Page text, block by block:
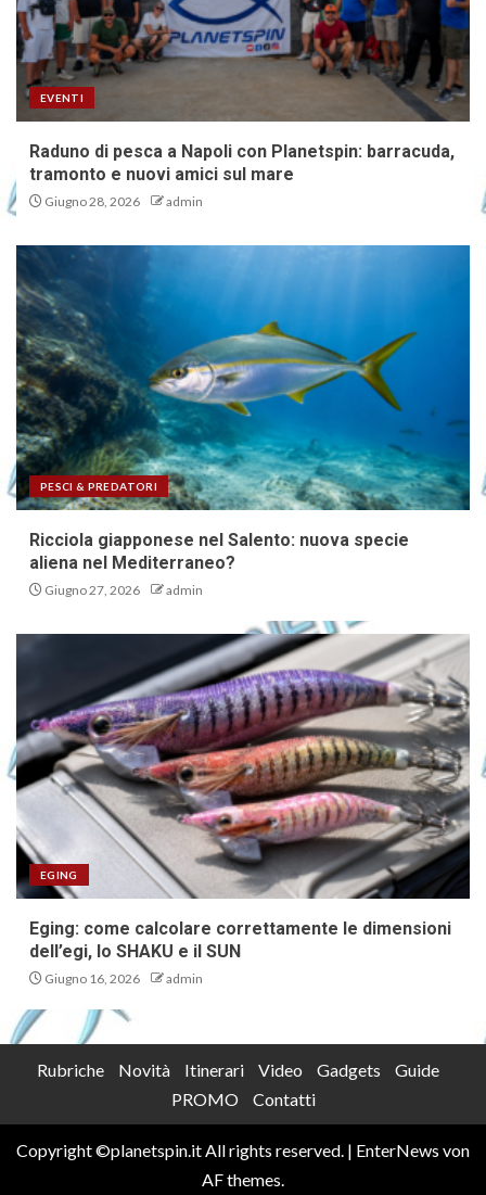
EVENTI
Raduno di pesca a Napoli con Planetspin: barracuda,
tramonto e nuovi amici sul mare
Giugno 28, 2026 admin
PESCI & PREDATORI
Ricciola giapponese nel Salento: nuova specie
aliena nel Mediterraneo?
Giugno 27, 2026 admin
EGING
Eging: come calcolare correttamente le dimensioni
dell’egi, lo SHAKU e il SUN
Giugno 16, 2026 admin
Rubriche Novità Itinerari Video Gadgets
Guide
PROMO
Contatti
Copyright ©planetspin.it All rights reserved. | EnterNews von
AF themes.